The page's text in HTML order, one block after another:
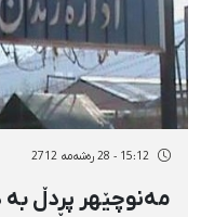
15:12 - 28 رەشەمه 2712
مەنوچێهر پڕدڵ بە